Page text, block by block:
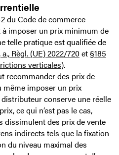
du Code de commerce
imposer un prix minimum de
telle pratique est qualifiée de
a., Règl. (UE) 2022/720et§185
verticales).
recommander des prix de
même imposer un prix
conserve une réelle
ce qui n’est pas le cas,
dissimulent des prix de vente
indirects tels que la fixation
du niveau maximal des